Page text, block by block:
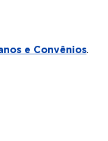
e Convênios.